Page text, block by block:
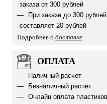
заказа от 300 рублей
При заказе до 300
составляет 20 рублей
Подробнее о доставке
ОПЛАТА
Наличный расчет
Безналичный расчет
Онлайн оплата